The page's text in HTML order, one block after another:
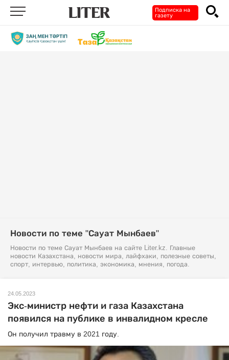
Подписка на
газету
Новости по теме "Сауат Мынбаев"
Новости по теме Сауат Мынбаев на сайте Liter.kz. Главные
новости Казахстана, новости мира, лайфхаки, полезные советы,
спорт, интервью, политика, экономика, мнения, погода.
24.05.2023
Экс-министр нефти и газа Казахстана
появился на публике в инвалидном кресле
Он получил травму в 2021 году.